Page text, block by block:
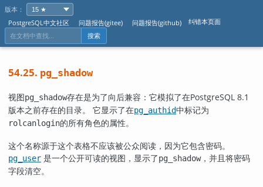
版本：
PostgreSQL中文社区
问题报告(gitee) 问题报告(github) 纠错本页面
搜索
54.25. pg_shadow
视图pg_shadow存在是为了向后兼容：它模拟了在PostgreSQL 8.1
版本之前存在的目录。 它显示了在pg_authid中标记为
rolcanlogin的所有角色的属性。
这个名称源于这个表格不应该被公众阅读，因为它包含密码。
pg_user 是一个公开可读的视图，显示了pg_shadow，并且将密码
字段清空。